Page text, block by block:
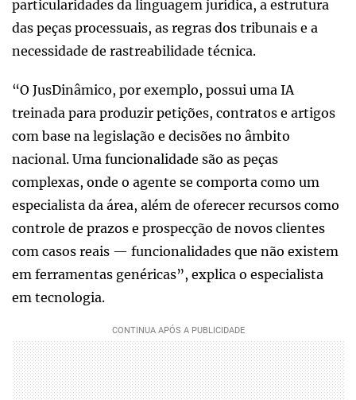
particularidades da linguagem jurídica, a estrutura
das peças processuais, as regras dos tribunais e a
necessidade de rastreabilidade técnica.
“O JusDinâmico, por exemplo, possui uma IA
treinada para produzir petições, contratos e artigos
com base na legislação e decisões no âmbito
nacional. Uma funcionalidade são as peças
complexas, onde o agente se comporta como um
especialista da área, além de oferecer recursos como
controle de prazos e prospecção de novos clientes
com casos reais — funcionalidades que não existem
em ferramentas genéricas”, explica o especialista
em tecnologia.